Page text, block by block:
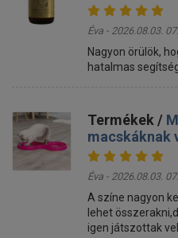
Éva - 2026.08.03.
Nagyon örülök,
hatalmas
Termékek /
macskáknak
Éva - 2026.08.03.
A színe nagyon
lehet
igen játszottak